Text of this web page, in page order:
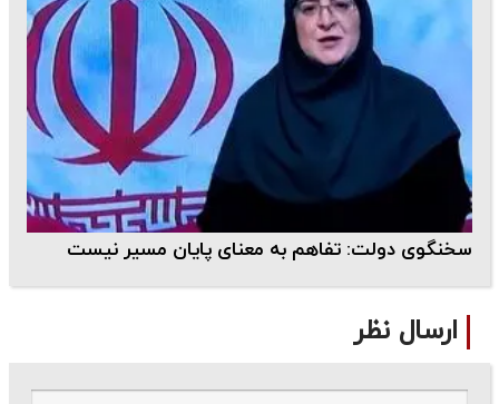
سخنگوی دولت: تفاهم به معنای پایان مسیر نیست
ارسال نظر